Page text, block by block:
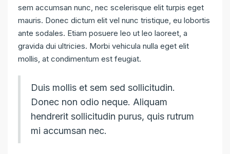
sem accumsan nunc, nec scelerisque elit turpis eget
mauris. Donec dictum elit vel nunc tristique, eu lobortis
ante sodales. Etiam posuere leo ut leo laoreet, a
gravida dui ultricies. Morbi vehicula nulla eget elit
mollis, at condimentum est feugiat.
Duis mollis et sem sed sollicitudin.
Donec non odio neque. Aliquam
hendrerit sollicitudin purus, quis rutrum
mi accumsan nec.